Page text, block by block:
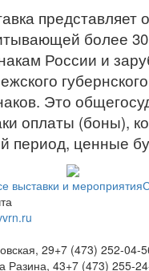
представляет
более
России и
Это
оплаты (боны),
период, ценные
выставки и мероприятия
29+7 (473) 252-04-
Разина, 43+7 (473) 255-